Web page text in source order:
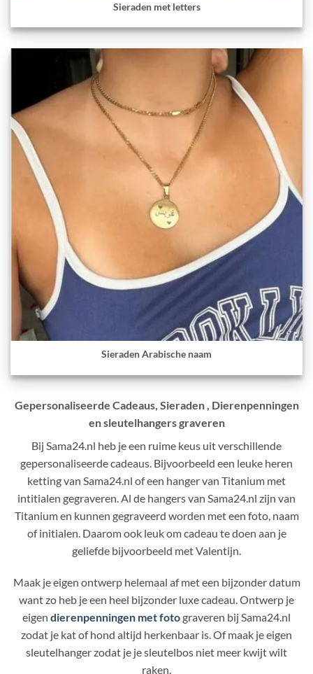
Sieraden met letters
Sieraden Arabische naam
Gepersonaliseerde Cadeaus, Sieraden , Dierenpenningen
en sleutelhangers graveren
Bij Sama24.nl heb je een ruime keus uit verschillende
gepersonaliseerde cadeaus. Bijvoorbeeld een leuke heren
ketting van Sama24.nl of een hanger van Titanium met
intitialen gegraveren. Al de hangers van Sama24.nl zijn van
Titanium en kunnen gegraveerd worden met een foto, naam
of initialen. Daarom ook leuk om cadeau te doen aan je
geliefde bijvoorbeeld met Valentijn.
Maak je eigen ontwerp helemaal af met een bijzonder datum
want zo heb je een heel bijzonder luxe cadeau. Ontwerp je
eigen dierenpenningen met fotograveren bij Sama24.nl
zodat je kat of hond altijd herkenbaar is. Of maak je eigen
sleutelhanger zodat je je sleutelbos niet meer kwijt wilt
raken.